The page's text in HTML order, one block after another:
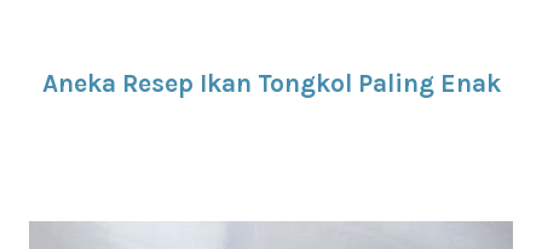
Aneka Resep Ikan Tongkol Paling Enak